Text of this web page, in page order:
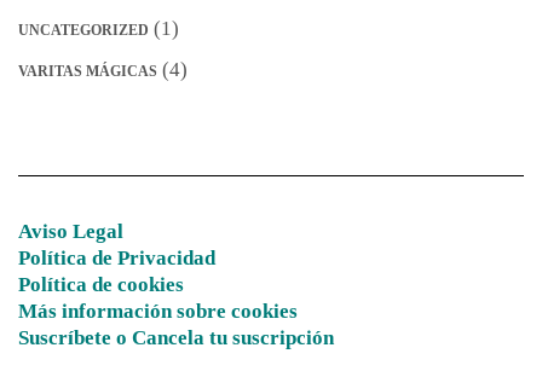
UNCATEGORIZED (1)
VARITAS MÁGICAS (4)
Aviso Legal
Política de Privacidad
Política de cookies
Más información sobre cookies
Suscríbete o Cancela tu suscripción